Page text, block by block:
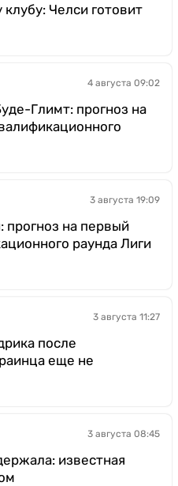
Челси готовит
4 августа 09:02
Глимт: прогноз на
3 августа 19:09
прогноз на первый
раунда Лиги
3 августа 11:27
после
еще не
3 августа 08:45
известная